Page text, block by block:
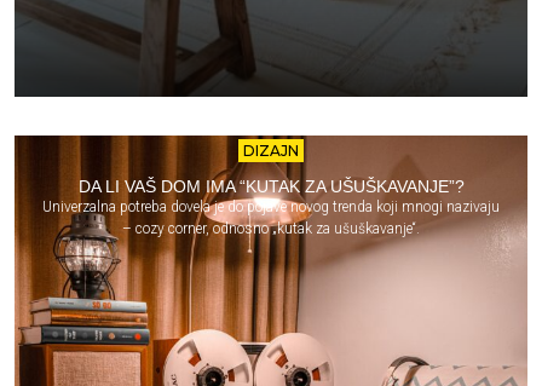
DIZAJN
DA LI VAŠ DOM IMA “KUTAK ZA UŠUŠKAVANJE”?
Univerzalna potreba dovela je do pojave novog trenda koji mnogi nazivaju
– cozy corner, odnosno „kutak za ušuškavanje“.